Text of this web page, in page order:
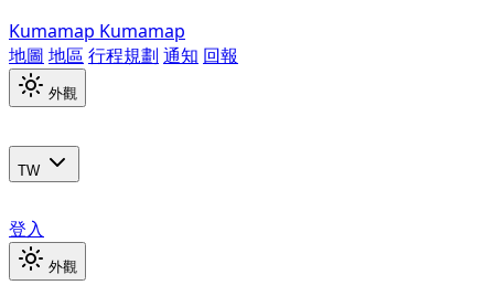
Kumamap Kumamap
地圖 地區 行程規劃 通知 回報
外觀
TW
登入
外觀